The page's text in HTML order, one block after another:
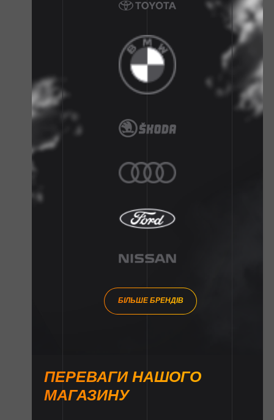
БІЛЬШЕ БРЕНДІВ
ПЕРЕВАГИ НАШОГО
МАГАЗИНУ